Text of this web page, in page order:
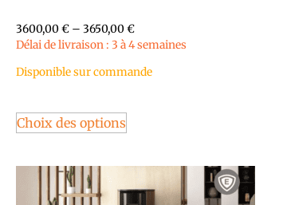
3600,00€ – 3650,00€
Délai de livraison : 3 à 4 semaines
Disponible sur commande
Choix des options